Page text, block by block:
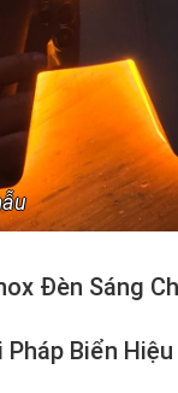
Đèn Sáng
Biển